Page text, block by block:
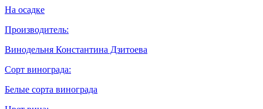
На осадке
Производитель:
Винодельня Константина Дзитоева
Сорт винограда:
Белые сорта винограда